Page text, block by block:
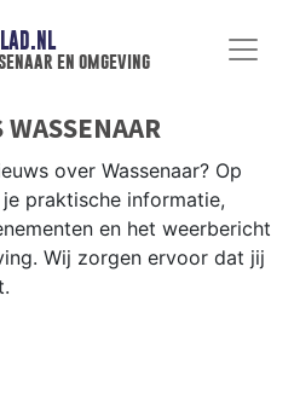
en omgeving
over Wassenaar? Op
praktische informatie,
en het weerbericht
Wij zorgen ervoor dat jij